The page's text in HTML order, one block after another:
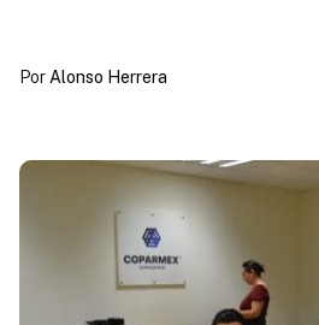
Por Alonso Herrera